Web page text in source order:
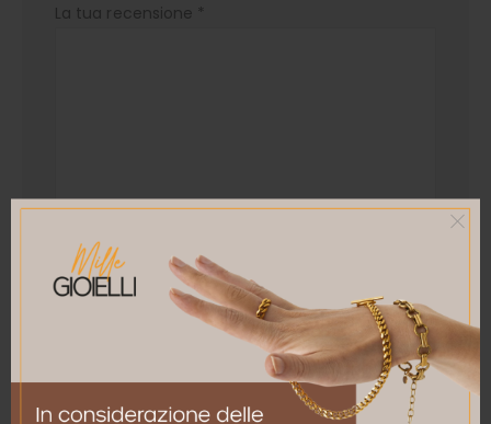
La tua recensione *
Salva il mio nome, email e sito web in questo
browser per la prossima volta che commento.